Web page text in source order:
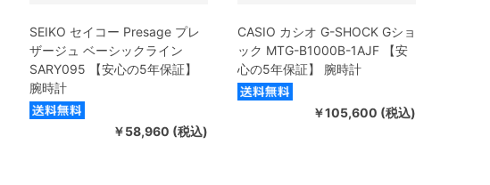
SEIKO セイコー Presage プレ
ザージュ ベーシックライン
SARY095 【安心の5年保証】
腕時計
￥58,960 (税込)
CASIO カシオ G-SHOCK Gショ
ック MTG-B1000B-1AJF 【安
心の5年保証】 腕時計
￥105,600 (税込)